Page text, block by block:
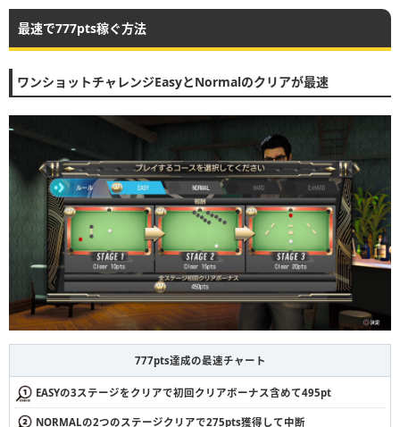
最速で777pts稼ぐ方法
ワンショットチャレンジEasyとNormalのクリアが最速
777pts達成の最速チャート
EASYの3ステージをクリアで初回クリアボーナス含めて495pt
NORMALの2つのステージクリアで275pts獲得して中断